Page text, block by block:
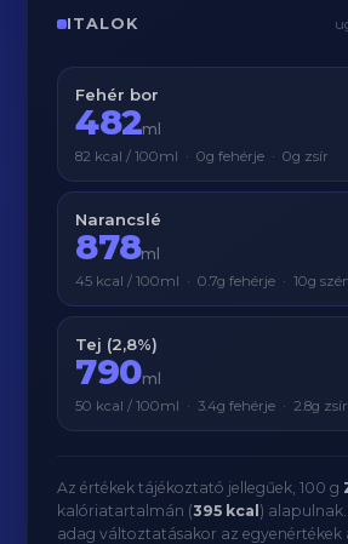
ITALOK
Fehér bor
482ml
82 kcal / 100ml · 0g fehérje · 0g zsír
Narancslé
878ml
45 kcal / 100ml · 0.7g fehérje · 10g
Tej (2,8%)
790ml
50 kcal / 100ml · 3.4g fehérje · 2.8g zsír
Az értékek tájékoztató jellegűek, 100 g
kalóriatartalmán (395 kcal )
adag változtatásakor az